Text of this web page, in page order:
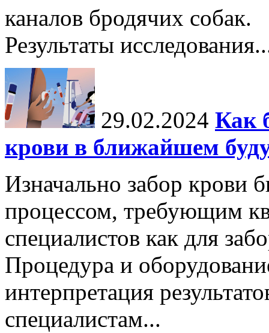
каналов бродячих собак.
Результаты
29.02.2024 Как
крови в ближайшем
Изначально забор крови
процессом, требующим
специалистов как для
Процедура и
интерпретация
специалистам...